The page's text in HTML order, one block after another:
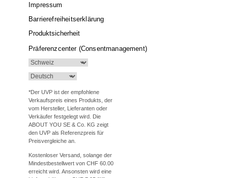
Impressum
Barrierefreiheitserklärung
Produktsicherheit
Präferenzcenter (Consentmanagement)
*Der UVP ist der empfohlene
Verkaufspreis eines Produkts, der
vom Hersteller, Lieferanten oder
Verkäufer festgelegt wird. Die
ABOUT YOU SE & Co. KG zeigt
den UVP als Referenzpreis für
Preisvergleiche an.
Kostenloser Versand, solange der
Mindestbestellwert von CHF 60.00
erreicht wird. Ansonsten wird eine